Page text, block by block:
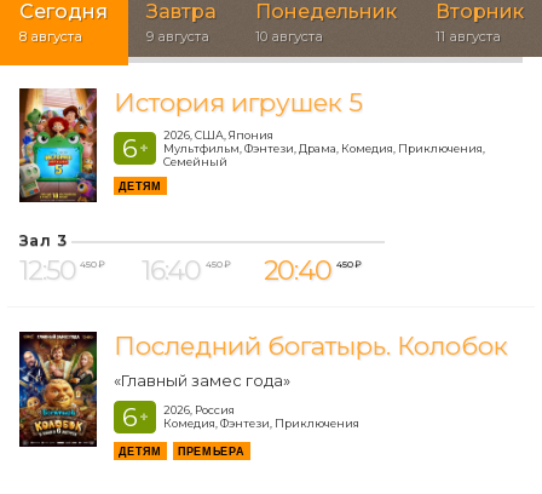
Сегодня
8 августа
Завтра
9 августа
Понедельник
10 августа
Вторник
11 августа
История игрушек 5
6 +
2026, США, Япония
Мультфильм, Фэнтези, Драма, Комедия, Приключения,
Семейный
ДЕТЯМ
Зал 3
12:50 450 ₽ 16:40 450 ₽ 20:40 450 ₽
Последний богатырь. Колобок
«Главный замес года»
6 +
2026, Россия
Комедия, Фэнтези, Приключения
ДЕТЯМ ПРЕМЬЕРА